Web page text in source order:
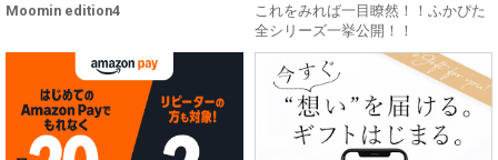
Moomin edition4
これをみれば一目瞭然！！ふかぴた
全シリーズ一挙公開！！